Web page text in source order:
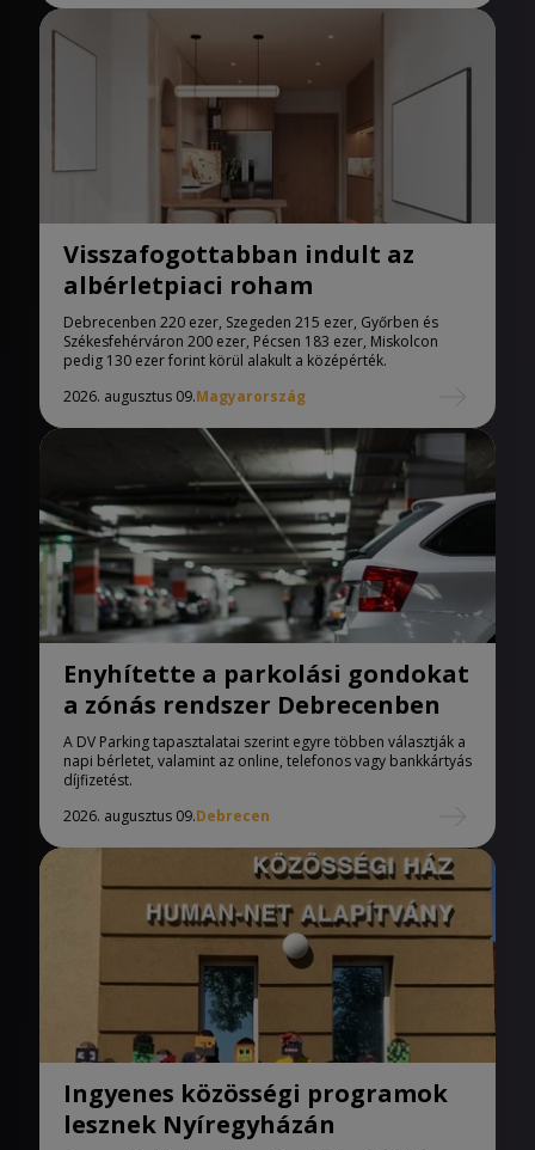
Visszafogottabban indult az
albérletpiaci roham
Debrecenben 220 ezer, Szegeden 215 ezer, Győrben és
Székesfehérváron 200 ezer, Pécsen 183 ezer, Miskolcon
pedig 130 ezer forint körül alakult a középérték.
2026. augusztus 09.Magyarország
Enyhítette a parkolási gondokat
a zónás rendszer Debrecenben
A DV Parking tapasztalatai szerint egyre többen választják a
napi bérletet, valamint az online, telefonos vagy bankkártyás
díjfizetést.
2026. augusztus 09.Debrecen
Ingyenes közösségi programok
lesznek Nyíregyházán